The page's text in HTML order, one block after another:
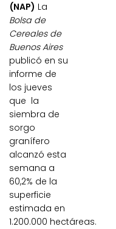
(NAP) La
Bolsa de
Cereales de
Buenos Aires
publicó en su
informe de
los jueves
que la
siembra de
sorgo
granífero
alcanzó esta
semana a
60,2% de la
superficie
estimada en
1.200.000 hectáreas.